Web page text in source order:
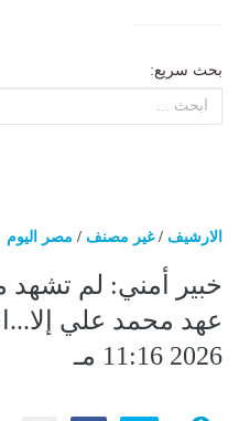
بحث سريع:
الارشيف /غير مصنف / مصر اليوم
خبير أمني: لم تشهد
2026 11:16 مـ